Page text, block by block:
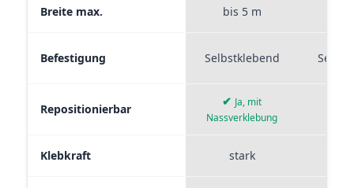
Breite max. bis 5 m
Befestigung Selbstklebend
Repositionierbar
✔ Ja, mit
Nassverklebung
Klebkraft stark